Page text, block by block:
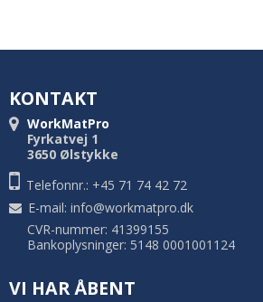
KONTAKT
WorkMatPro
Fyrkatvej 1
3650 Ølstykke
Telefonnr.: +45 71 74 42 72
E-mail: info@workmatpro.dk
CVR-nummer: 41399155
Bankoplysninger: 5148 0001001124
VI HAR ÅBENT